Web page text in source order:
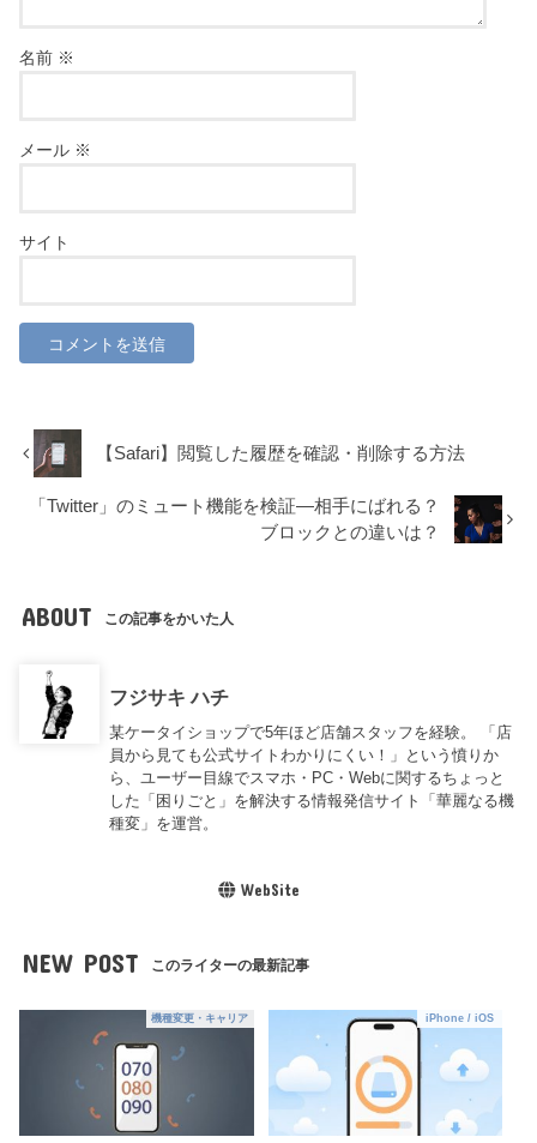
名前 ※
メール ※
サイト
【Safari】閲覧した履歴を確認・削除する方法
「Twitter」のミュート機能を検証―相手にばれる？
ブロックとの違いは？
ABOUT この記事をかいた人
フジサキ ハチ
某ケータイショップで5年ほど店舗スタッフを経験。 「店
員から見ても公式サイトわかりにくい！」という憤りか
ら、ユーザー目線でスマホ・PC・Webに関するちょっと
した「困りごと」を解決する情報発信サイト「華麗なる機
種変」を運営。
WebSite
NEW POST このライターの最新記事
機種変更・キャリア iPhone / iOS